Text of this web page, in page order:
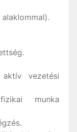
vezetési
munka